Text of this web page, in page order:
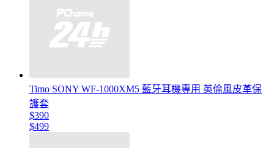
Timo SONY WF-1000XM5 藍牙耳機專用 英倫風皮革保
護套
$390
$499